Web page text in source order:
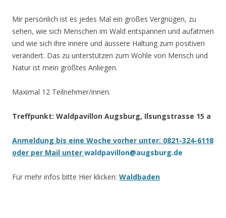
Mir persönlich ist es jedes Mal ein großes Vergnügen, zu
sehen, wie sich Menschen im Wald entspannen und aufatmen
und wie sich ihre innere und äussere Haltung zum positiven
verändert. Das zu unterstützen zum Wohle von Mensch und
Natur ist mein größtes Anliegen.
Maximal 12 Teilnehmer/innen.
Treffpunkt: Waldpavillon Augsburg, Ilsungstrasse 15 a
Anmeldung bis eine Woche vorher unter: 0821-324-6118
oder per Mail unter waldpavillon@augsburg.de
Für mehr infos bitte Hier klicken: Waldbaden